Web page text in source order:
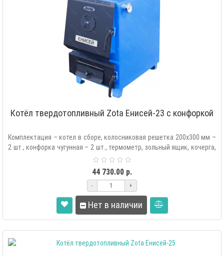
Котёл твердотопливный Zota Енисей-23 с конфоркой
Комплектация – котел в сборе, колосниковая решетка 200х300 мм –
2 шт., конфорка чугунная – 2 шт., термометр, зольный ящик, кочерга,
44 730.00 р.
- +
Нет в наличии